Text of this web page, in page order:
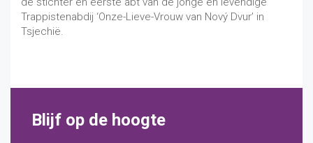
Trappistenabdij ‘Onze-Lieve-Vrouw van Nový Dvur’ in
Tsjechië.
Blijf op de hoogte